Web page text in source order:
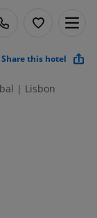
Share this hotel
| Lisbon